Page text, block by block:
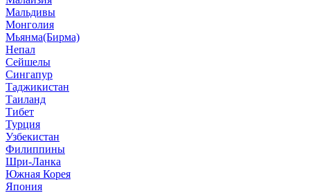
Мальдивы
Монголия
Мьянма(Бирма)
Непал
Сейшелы
Сингапур
Таджикистан
Таиланд
Тибет
Турция
Узбекистан
Филиппины
Шри-Ланка
Южная Корея
Япония